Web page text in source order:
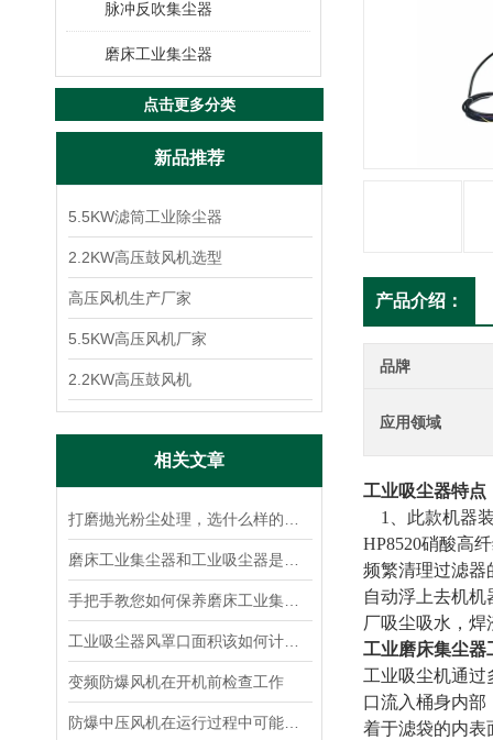
脉冲反吹集尘器
磨床工业集尘器
点击更多分类
新品推荐
5.5KW滤筒工业除尘器
2.2KW高压鼓风机选型
高压风机生产厂家
5.5KW高压风机厂家
2.2KW高压鼓风机
相关文章
变频防爆风机在开机前检查工作
产品介绍：
品牌
应用领域
工业吸尘器特点
1、此款机器
HP8520硝酸高
频繁清理过滤器
自动浮上去机
厂吸尘吸水，焊
工业磨床集尘器
工业吸尘机通
口流入桶身内
着于滤袋的内表